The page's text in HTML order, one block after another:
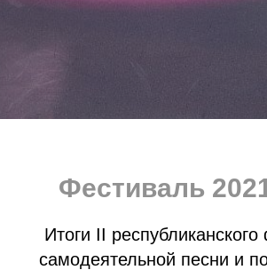
Фестиваль
Итоги II
самодеятельной песни и